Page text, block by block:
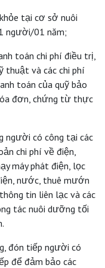
tại cơ sở nuôi
người/01 năm;
toán chi phí điều trị,
thuật và các chi phí
toán của quỹ bảo
đơn, chứng từ thực
người có công tại các
chi phí về điện,
máy phát điện, lọc
nước, thuê mướn
tin liên lạc và các
tác nuôi dưỡng tối
đón tiếp người có
để đảm bảo các